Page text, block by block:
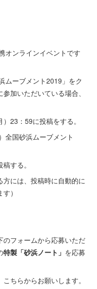
オンラインイベントです
ムーブメント2019」をク
加いただいている場合、
23：59に投稿をする。
国砂浜ムーブメント
する。
方には、投稿時に自動的に
）
フォームから応募いただ
特製「砂浜ノート」 を応募
ちらからお願いします。